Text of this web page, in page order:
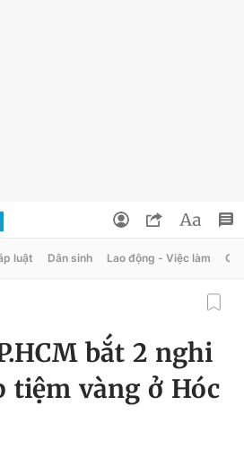
luật Dân sinh Lao động - Việc làm
bắt 2 nghi
tiệm vàng ở Hóc